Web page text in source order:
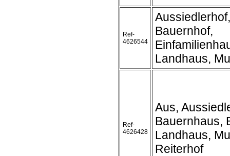
Ref-
4626544
Bauernhof,
Landhaus,
Ref-
4626428
Aus,
Bauernhaus,
Landhaus,
Reiterhof